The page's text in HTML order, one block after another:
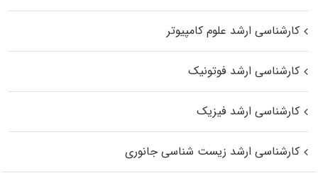
کارشناسی ارشد علوم کامپیوتر
کارشناسی ارشد فوتونیک
کارشناسی ارشد فیزیک
کارشناسی ارشد زیست‌ شناسی جانوری